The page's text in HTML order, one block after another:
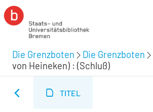
Die Grenzboten Die Grenzboten
von Heineken) : (Schluß)
TITEL